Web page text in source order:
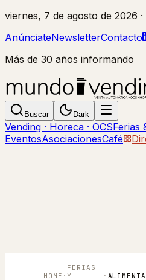
viernes, 7 de agosto de 2026
AnúnciateNewsletterContacto
Más de 30 años informando
Buscar Dark
Vending · Horeca · OCSFerias
EventosAsociacionesCafé
HOME ·
FERIAS
Y
·